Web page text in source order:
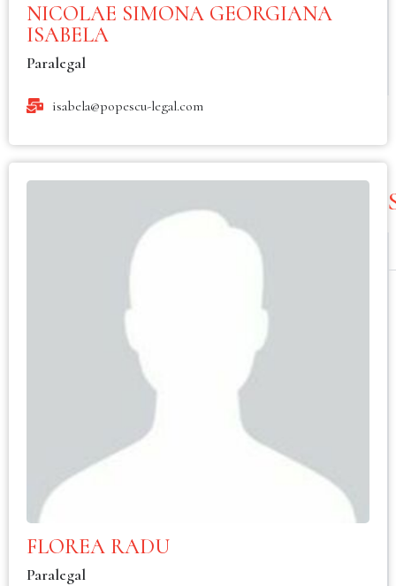
NICOLAE SIMONA GEORGIANA
ISABELA
Paralegal
isabela@popescu-legal.com
FLOREA RADU
Paralegal